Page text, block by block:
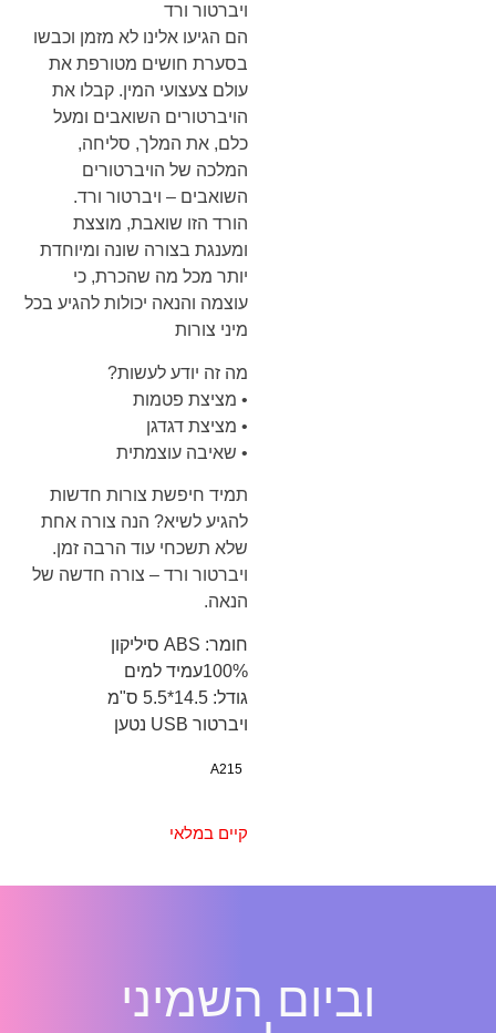
ויברטור ורד
הם הגיעו אלינו לא מזמן וכבשו
בסערת חושים מטורפת את
עולם צעצועי המין. קבלו את
הויברטורים השואבים ומעל
כלם, את המלך, סליחה,
המלכה של הויברטורים
השואבים – ויברטור ורד.
הורד הזו שואבת, מוצצת
ומענגת בצורה שונה ומיוחדת
יותר מכל מה שהכרת, כי
עוצמה והנאה יכולות להגיע בכל
מיני צורות
מה זה יודע לעשות?
• מציצת פטמות
• מציצת דגדגן
• שאיבה עוצמתית
תמיד חיפשת צורות חדשות
להגיע לשיא? הנה צורה אחת
שלא תשכחי עוד הרבה זמן.
ויברטור ורד – צורה חדשה של
הנאה.
חומר: ABS סיליקון
100%עמיד למים
גודל: 14.5*5.5 ס"מ
ויברטור USB נטען
A215
קיים במלאי
וביום השמיני